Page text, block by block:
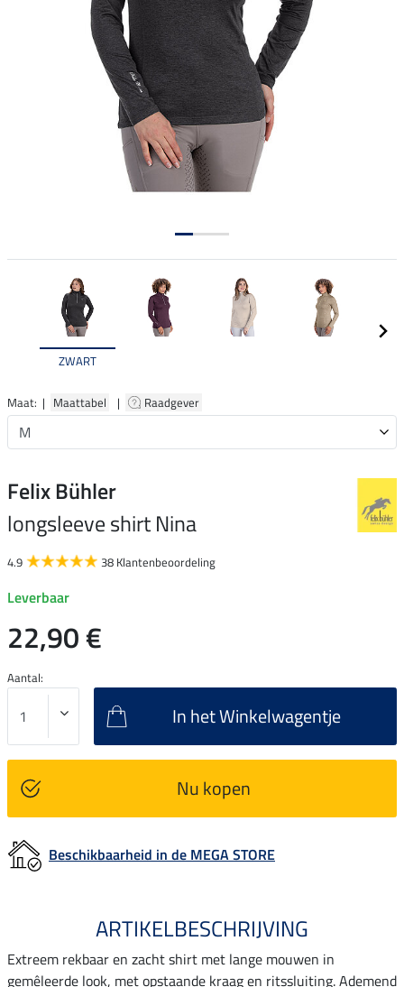
ZWART
Maat: | Maattabel | Raadgever
Felix Bühler
longsleeve shirt Nina
4.9 38 Klantenbeoordeling
Leverbaar
22,90 €
Aantal:
In het Winkelwagentje
Nu kopen
Beschikbaarheid in de MEGA STORE
ARTIKELBESCHRIJVING
Extreem rekbaar en zacht shirt met lange mouwen in
gemêleerde look, met opstaande kraag en ritssluiting. Ademend